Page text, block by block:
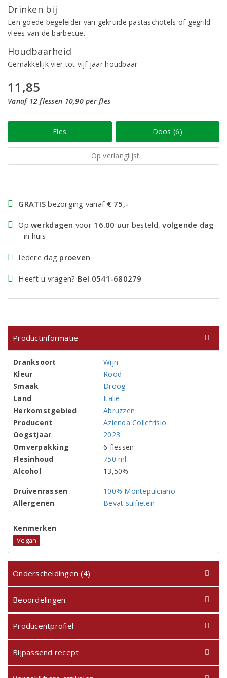
Drinken bij
Een goede begeleider van gekruide pastaschotels of gegrild
vlees van de barbecue.
Houdbaarheid
Gemakkelijk vier tot vijf jaar houdbaar.
11,85
Vanaf 12 flessen 10,90 per fles
Fles Doos (6)
Op verlanglijst
GRATIS bezorging vanaf € 75,-
Opwerkdagen voor 16.00 uur besteld,volgende dag
in huis
Iedere dag proeven
Heeft u vragen? Bel 0541-680279
Productinformatie
Dranksoort
Wijn
Kleur
Rood
Smaak
Droog
Land
Italië
Herkomstgebied
Abruzzen
Producent
Azienda Collefrisio
Oogstjaar
2023
Omverpakking
6 flessen
Flesinhoud
750 ml
Alcohol
13,50%
Druivenrassen
100% Montepulciano
Allergenen
Bevat sulfieten
Kenmerken
Vegan
Onderscheidingen (4)
Beoordelingen
Producentprofiel
Bijpassend recept